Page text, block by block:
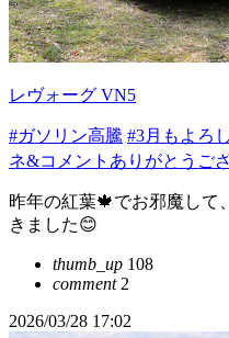
レヴォーグ VN5
#ガソリン高騰 #3月もよろ
ネ&コメントありがとうご
昨年の紅葉🍁でお邪魔して
きました😊
thumb_up 108
comment2
2026/03/28 17:02